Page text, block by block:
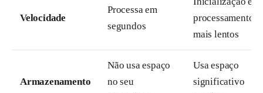
Velocidade
Processa em
segundos
processamento
mais lentos
Armazenamento
Não usa espaço
no seu
Usa espaço
significativo